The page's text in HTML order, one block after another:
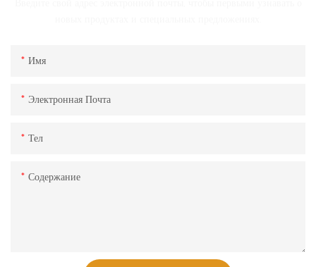
Имя
Электронная Почта
Тел
Содержание